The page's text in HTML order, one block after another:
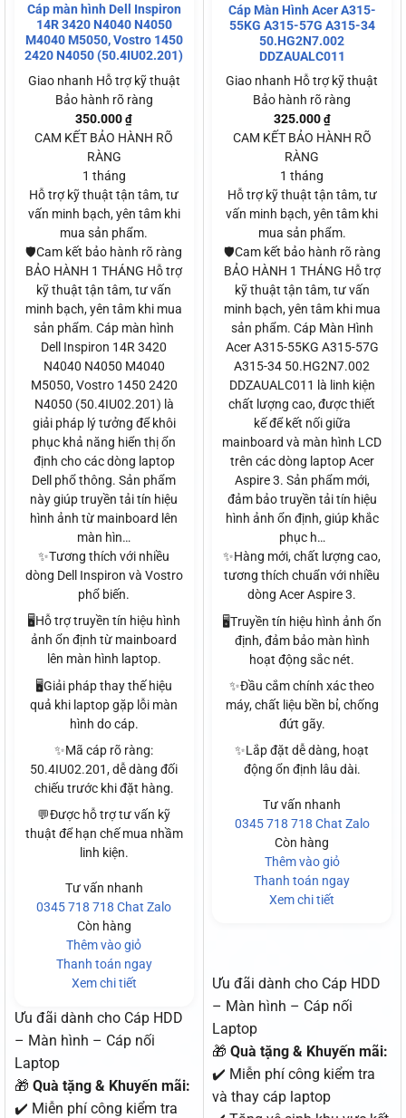
Cáp màn hình Dell Inspiron
14R 3420 N4040 N4050
M4040 M5050, Vostro 1450
2420 N4050 (50.4IU02.201)
Giao nhanh Hỗ trợ kỹ thuật
Bảo hành rõ ràng
350.000 ₫
CAM KẾT BẢO HÀNH RÕ
RÀNG
1 tháng
Hỗ trợ kỹ thuật tận tâm, tư
vấn minh bạch, yên tâm khi
mua sản phẩm.
🛡️Cam kết bảo hành rõ ràng
BẢO HÀNH 1 THÁNG Hỗ trợ
kỹ thuật tận tâm, tư vấn
minh bạch, yên tâm khi mua
sản phẩm. Cáp màn hình
Dell Inspiron 14R 3420
N4040 N4050 M4040
M5050, Vostro 1450 2420
N4050 (50.4IU02.201) là
giải pháp lý tưởng để khôi
phục khả năng hiển thị ổn
định cho các dòng laptop
Dell phổ thông. Sản phẩm
này giúp truyền tải tín hiệu
hình ảnh từ mainboard lên
màn hìn…
✨Tương thích với nhiều
dòng Dell Inspiron và Vostro
phổ biến.
🖥️Hỗ trợ truyền tín hiệu hình
ảnh ổn định từ mainboard
lên màn hình laptop.
🖥️Giải pháp thay thế hiệu
quả khi laptop gặp lỗi màn
hình do cáp.
✨Mã cáp rõ ràng:
50.4IU02.201, dễ dàng đối
chiếu trước khi đặt hàng.
💬Được hỗ trợ tư vấn kỹ
thuật để hạn chế mua nhầm
linh kiện.
Tư vấn nhanh
0345 718 718 Chat Zalo
Còn hàng
Thêm vào giỏ
Thanh toán ngay
Xem chi tiết
Ưu đãi dành cho Cáp HDD
– Màn hình – Cáp nối
Laptop
🎁 Quà tặng & Khuyến mãi:
✔️ Miễn phí công kiểm tra
Cáp Màn Hình Acer A315-
55KG A315-57G A315-34
50.HG2N7.002
DDZAUALC011
Giao nhanh Hỗ trợ kỹ thuật
Bảo hành rõ ràng
325.000 ₫
CAM KẾT BẢO HÀNH RÕ
RÀNG
1 tháng
Hỗ trợ kỹ thuật tận tâm, tư
vấn minh bạch, yên tâm khi
mua sản phẩm.
🛡️Cam kết bảo hành rõ ràng
BẢO HÀNH 1 THÁNG Hỗ trợ
kỹ thuật tận tâm, tư vấn
minh bạch, yên tâm khi mua
sản phẩm. Cáp Màn Hình
Acer A315-55KG A315-57G
A315-34 50.HG2N7.002
DDZAUALC011 là linh kiện
chất lượng cao, được thiết
kế để kết nối giữa
mainboard và màn hình LCD
trên các dòng laptop Acer
Aspire 3. Sản phẩm mới,
đảm bảo truyền tải tín hiệu
hình ảnh ổn định, giúp khắc
phục h…
✨Hàng mới, chất lượng cao,
tương thích chuẩn với nhiều
dòng Acer Aspire 3.
🖥️Truyền tín hiệu hình ảnh ổn
định, đảm bảo màn hình
hoạt động sắc nét.
✨Đầu cắm chính xác theo
máy, chất liệu bền bỉ, chống
đứt gãy.
✨Lắp đặt dễ dàng, hoạt
động ổn định lâu dài.
Tư vấn nhanh
0345 718 718 Chat Zalo
Còn hàng
Thêm vào giỏ
Thanh toán ngay
Xem chi tiết
Ưu đãi dành cho Cáp HDD
– Màn hình – Cáp nối
Laptop
🎁Quà tặng & Khuyến mãi:
✔️ Miễn phí công kiểm tra
và thay cáp laptop